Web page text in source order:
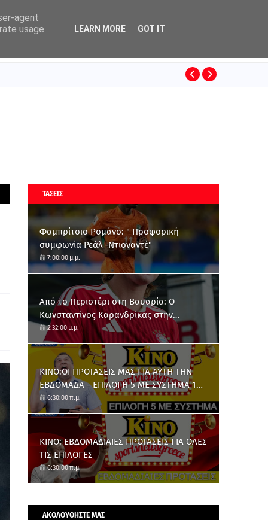
ΤΑΣΕΙΣ
Φαμπρίτσιο Ρομάνο: " Προφορική
συμφωνία Ρεάλ -Ντιοναντέ"
7:00:00 μ.μ.
Από το Περιστέρι στη Βαυαρία: O
Κωνσταντίνος Καρανδρίκας στην
Μπάγερν Μονάχου
2:32:00 μ.μ.
ΚΙΝΟ:ΟΙ ΠΡΟΤΑΣΕΙΣ ΜΑΣ ΓΙΑ ΑΥΤΗ ΤΗΝ
ΕΒΔΟΜΑΔΑ - ΕΠΙΛΟΓΗ 5 ΜΕ ΣΥΣΤΗΜΑ 10
ΑΡΙΘΜΩΝ
6:30:00 π.μ.
ΚΙΝΟ: ΕΒΔΟΜΑΔΙΑΙΕΣ ΠΡΟΤΑΣΕΙΣ ΓΙΑ ΟΛΕΣ
ΤΙΣ ΕΠΙΛΟΓΕΣ
6:30:00 π.μ.
ΑΚΟΛΟΥΘΗΣΤΕ ΜΑΣ
agent
usage
LEARN MORE GOT IT